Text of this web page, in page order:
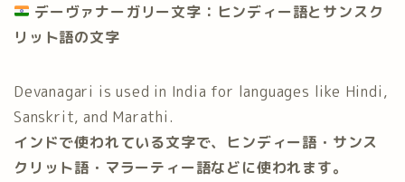
デーヴァナーガリー文字：ヒンディー語とサンスク
リット語の文字
Devanagari is used in India for languages like Hindi,
Sanskrit, and Marathi.
インドで使われている文字で、ヒンディー語・サンス
クリット語・マラーティー語などに使われます。